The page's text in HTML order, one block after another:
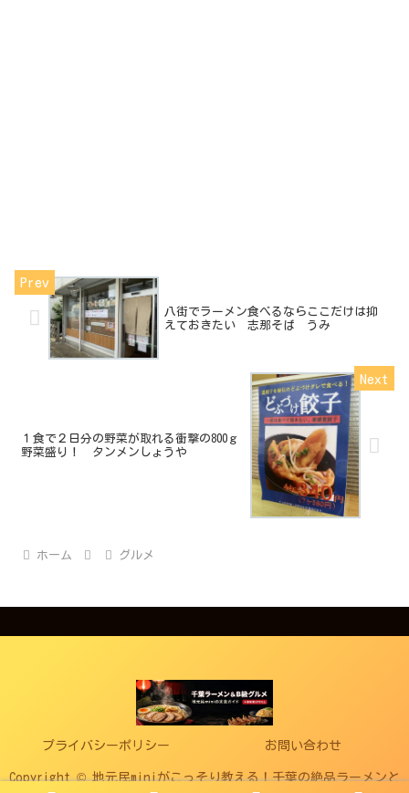
八街でラーメン食べるならここだけは抑
えておきたい 志那そば うみ
１食で２日分の野菜が取れる衝撃の800ｇ
野菜盛り！ タンメンしょうや
ホーム グルメ
プライバシーポリシー お問い合わせ
Copyright © 地元民miniがこっそり教える！千葉の絶品ラーメンと